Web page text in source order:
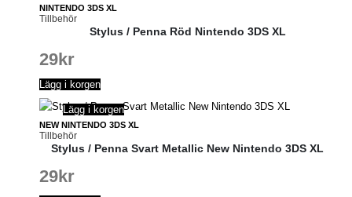
NINTENDO 3DS XL
Tillbehör
Stylus / Penna Röd Nintendo 3DS XL
29kr
Lägg i korgen
NEW NINTENDO 3DS XL
Tillbehör
Lägg i korgen
Stylus / Penna Svart Metallic New Nintendo 3DS XL
29kr